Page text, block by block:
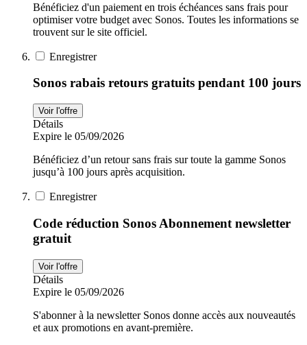
Bénéficiez d'un paiement en trois échéances sans frais pour
optimiser votre budget avec Sonos. Toutes les informations se
trouvent sur le site officiel.
Enregistrer
Sonos rabais retours gratuits pendant 100 jours
Voir l'offre
Détails
Expire le 05/09/2026
Bénéficiez d’un retour sans frais sur toute la gamme Sonos
jusqu’à 100 jours après acquisition.
Enregistrer
Code réduction Sonos Abonnement newsletter
gratuit
Voir l'offre
Détails
Expire le 05/09/2026
S'abonner à la newsletter Sonos donne accès aux nouveautés
et aux promotions en avant-première.